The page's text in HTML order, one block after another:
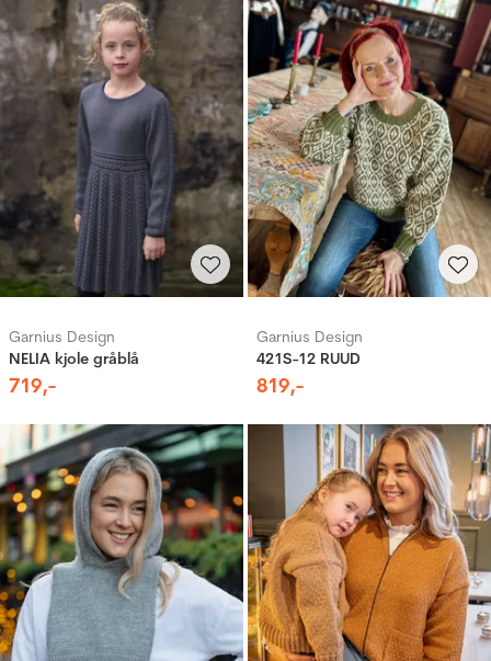
Garnius Design
NELIA kjole gråblå
719,-
Garnius Design
421S-12 RUUD
819,-